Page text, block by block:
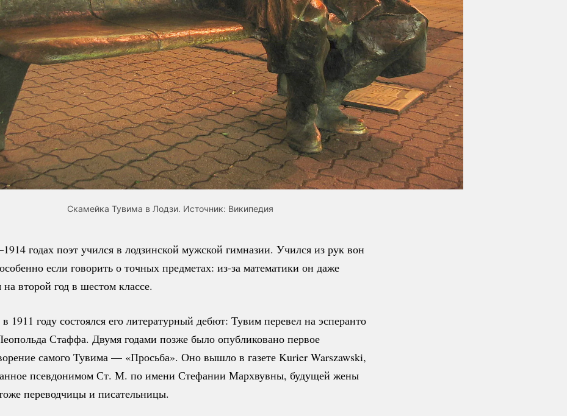
Скамейка Тувима в Лодзи. Источник: Википедия
годах поэт учился в лодзинской мужской гимназии. Учился из рук вон
если говорить о точных предметах: из-за математики он даже
на второй год в шестом классе.
1911 году состоялся его литературный дебют: Тувим перевел на эсперанто
Стаффа. Двумя годами позже было опубликовано первое
самого Тувима — «Просьба». Оно вышло в газете Kurier Warszawski,
псевдонимом Ст. М. по имени Стефании Мархвувны, будущей жены
переводчицы и писательницы.